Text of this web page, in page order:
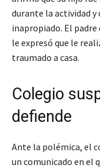
durante la actividad
inapropiado. El
le expresó que le
traumado a casa.
Colegio
defiende
Ante la polémica, el
un comunicado en el